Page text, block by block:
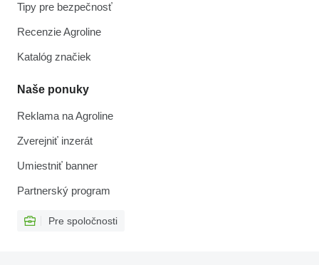
Tipy pre bezpečnosť
Recenzie Agroline
Katalóg značiek
Naše ponuky
Reklama na Agroline
Zverejniť inzerát
Umiestniť banner
Partnerský program
Pre spoločnosti